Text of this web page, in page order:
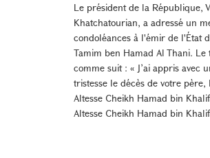
Le président de la République,
Khatchatourian, a adressé un
condoléances à l'émir de l'État
Tamim ben Hamad Al Thani.
comme suit : « J’ai appris avec
tristesse le décès de votre père,
Altesse Cheikh Hamad bin
Altesse Cheikh Hamad bin